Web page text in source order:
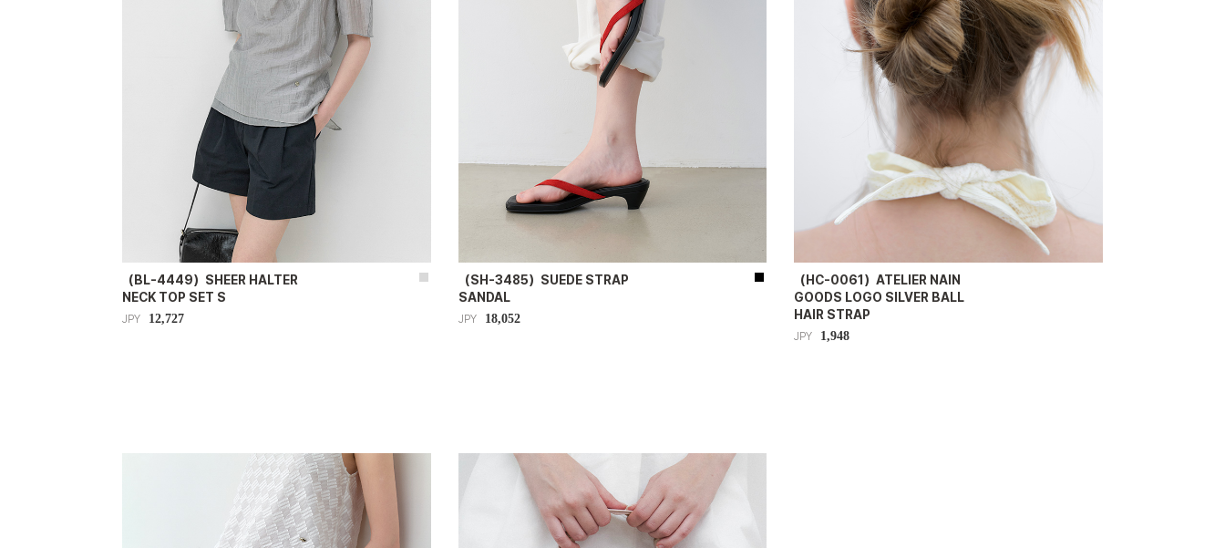
（BL-4449）SHEER HALTER
NECK TOP SET S
JPY 12,727
（SH-3485）SUEDE STRAP
SANDAL
JPY 18,052
（HC-0061）ATELIER NAIN
GOODS LOGO SILVER BALL
HAIR STRAP
JPY 1,948